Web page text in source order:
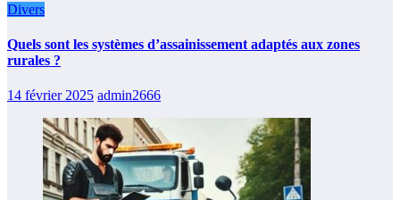
Divers
Quels sont les systèmes d’assainissement adaptés aux zones
rurales ?
14 février 2025 admin2666